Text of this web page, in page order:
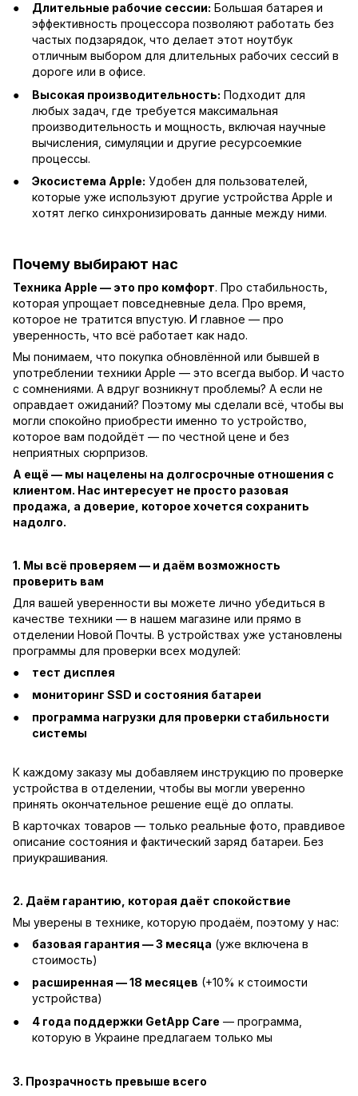
Длительные рабочие сессии: Большая батарея и
эффективность процессора позволяют работать без
частых подзарядок, что делает этот ноутбук
отличным выбором для длительных рабочих сессий в
дороге или в офисе.
Высокая производительность: Подходит для
любых задач, где требуется максимальная
производительность и мощность, включая научные
вычисления, симуляции и другие ресурсоемкие
процессы.
Экосистема Apple: Удобен для пользователей,
которые уже используют другие устройства Apple и
хотят легко синхронизировать данные между ними.
Почему выбирают нас
Техника Apple — это про комфорт. Про стабильность,
которая упрощает повседневные дела. Про время,
которое не тратится впустую. И главное — про
уверенность, что всё работает как надо.
Мы понимаем, что покупка обновлённой или бывшей в
употреблении техники Apple — это всегда выбор. И часто
с сомнениями. А вдруг возникнут проблемы? А если не
оправдает ожиданий? Поэтому мы сделали всё, чтобы вы
могли спокойно приобрести именно то устройство,
которое вам подойдёт — по честной цене и без
неприятных сюрпризов.
А ещё — мы нацелены на долгосрочные отношения с
клиентом. Нас интересует не просто разовая
продажа, а доверие, которое хочется сохранить
надолго.
1. Мы всё проверяем — и даём возможность
проверить вам
Для вашей уверенности вы можете лично убедиться в
качестве техники — в нашем магазине или прямо в
отделении Новой Почты. В устройствах уже установлены
программы для проверки всех модулей:
тест дисплея
мониторинг SSD и состояния батареи
программа нагрузки для проверки стабильности
системы
К каждому заказу мы добавляем инструкцию по проверке
устройства в отделении, чтобы вы могли уверенно
принять окончательное решение ещё до оплаты.
В карточках товаров — только реальные фото, правдивое
описание состояния и фактический заряд батареи. Без
приукрашивания.
2. Даём гарантию, которая даёт спокойствие
Мы уверены в технике, которую продаём, поэтому у нас:
базовая гарантия — 3 месяца (уже включена в
стоимость)
расширенная — 18 месяцев (+10% к стоимости
устройства)
4 года поддержки GetApp Care — программа,
которую в Украине предлагаем только мы
3. Прозрачность превыше всего